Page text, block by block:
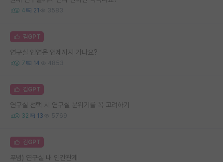
4 21 3583
김GPT
연구실 인연은 언제까지 가나요?
7 14 4853
김GPT
연구실 선택 시 연구실 분위기를 꼭 고려하기
32 13 5769
김GPT
푸념) 연구실 내 인간관계